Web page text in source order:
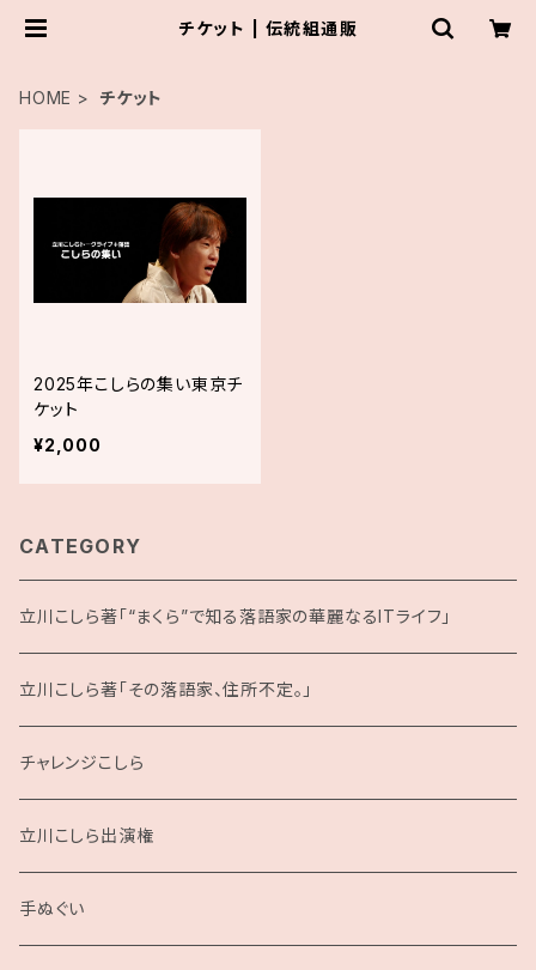
チケット | 伝統組通販
HOME チケット
2025年こしらの集い東京チ
ケット
¥2,000
CATEGORY
立川こしら著「“まくら”で知る落語家の華麗なるITライフ」
立川こしら著「その落語家、住所不定。」
チャレンジこしら
立川こしら出演権
手ぬぐい